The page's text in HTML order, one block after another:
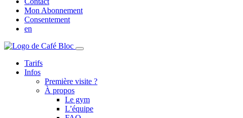
Mon Abonnement
Consentement
en
Tarifs
Infos
Première visite ?
À propos
Le gym
L’équipe